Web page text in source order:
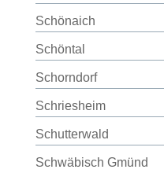
Schönaich
Schöntal
Schorndorf
Schriesheim
Schutterwald
Schwäbisch Gmünd